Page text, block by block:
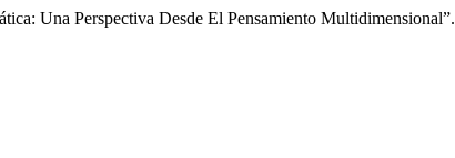
Una Perspectiva Desde El Pensamiento Multidimensional”.